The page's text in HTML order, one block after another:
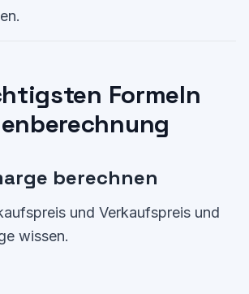
Formeln
berechnen
und Verkaufspreis und
wissen.